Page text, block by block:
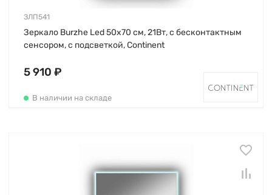
ЗЛП541
Зеркало Burzhe Led 50х70 см, 21Вт, с бесконтактным
сенсором, с подсветкой, Continent
5 910 ₽
В наличии на складе